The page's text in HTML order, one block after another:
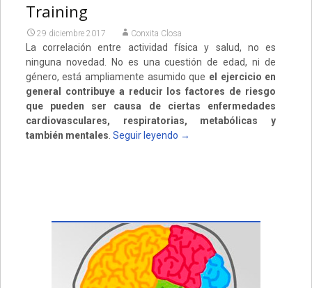
Training
29 diciembre 2017 Conxita Closa
La correlación entre actividad física y salud, no es
ninguna novedad. No es una cuestión de edad, ni de
género, está ampliamente asumido que el ejercicio en
general contribuye a reducir los factores de riesgo
que pueden ser causa de ciertas enfermedades
cardiovasculares, respiratorias, metabólicas y
también mentales Seguir leyendo →